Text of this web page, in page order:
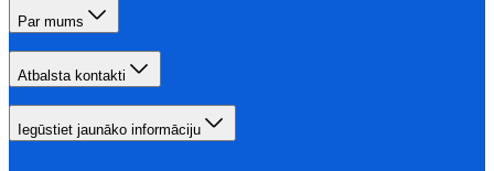
Par mums
Atbalsta kontakti
Iegūstiet jaunāko informāciju